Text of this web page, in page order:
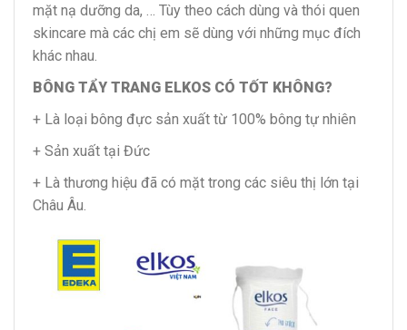
mặt nạ dưỡng da, … Tùy theo cách dùng và thói quen
skincare mà các chị em sẽ dùng với những mục đích
khác nhau.
BÔNG TẨY TRANG ELKOS CÓ TỐT KHÔNG?
+ Là loại bông đực sản xuất từ 100% bông tự nhiên
+ Sản xuất tại Đức
+ Là thương hiệu đã có mặt trong các siêu thị lớn tại
Châu Âu.